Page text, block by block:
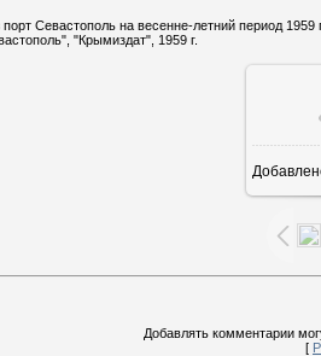
Севастополь на весенне-летний период 1959
"Крымиздат", 1959 г.
Добавлять комментарии
[